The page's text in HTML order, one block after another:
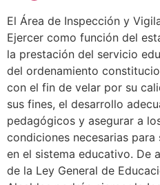
El Área de Inspección y
Ejercer como función del
la prestación del servicio
del ordenamiento
con el fin de velar por su
sus fines, el desarrollo
pedagógicos y asegurar a
condiciones necesarias
en el sistema educativo. De
de la Ley General de